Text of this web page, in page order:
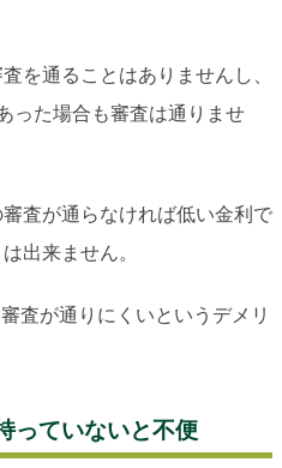
を通ることはありませんし、
った場合も審査は通りませ
査が通らなければ低い金利で
出来ません。
査が通りにくいというデメリ
っていないと不便